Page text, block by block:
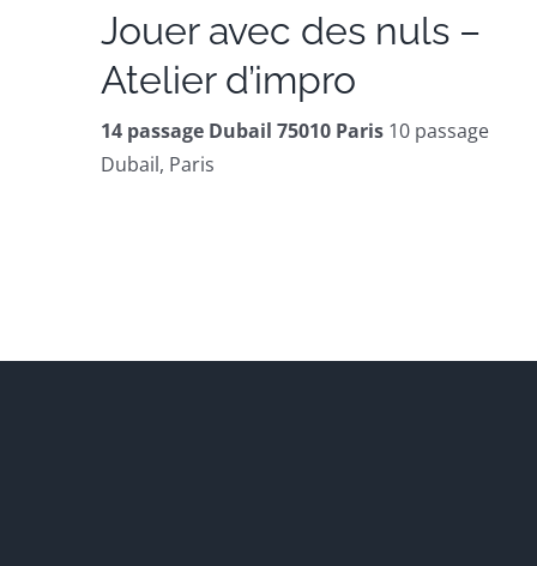
Jouer avec des nuls –
Atelier d’impro
14 passage Dubail 75010 Paris 10 passage
Dubail, Paris